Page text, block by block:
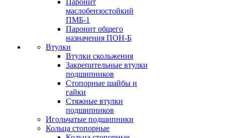
Паронит
маслобензостойкий
ПМБ-1
Паронит общего
назначения ПОН-Б
Втулки
Втулки скольжения
Закрепительные втулки
подшипников
Стопорные шайбы и
гайки
Стяжные втулки
подшипников
Игольчатые подшипники
Кольца стопорные